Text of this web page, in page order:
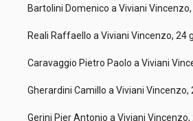
Bartolini Domenico a Viviani
Reali Raffaello a Viviani Vincenzo, 24
Caravaggio Pietro Paolo a Viviani
Gherardini Camillo a Viviani Vincenzo,
Gerini Pier Antonio a Viviani Vincenzo,